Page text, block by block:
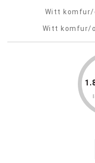
Witt komfur/
Witt komfur/